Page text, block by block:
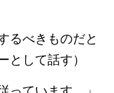
るべきものだと
として話す）